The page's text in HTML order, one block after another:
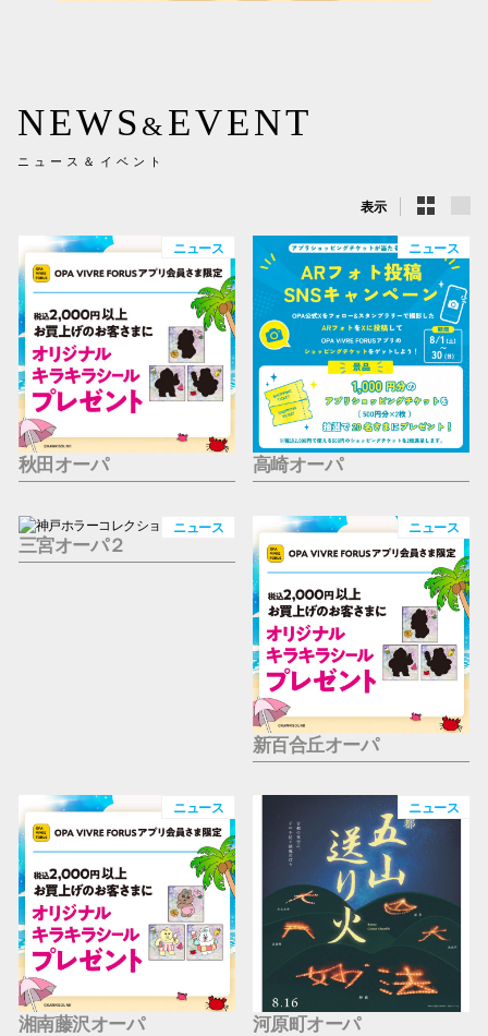
NEWS & EVENT
ニュース＆イベント
表示
ニュース
秋田オーパ
ニュース
高崎オーパ
ニュース
三宮オーパ２
ニュース
新百合丘オーパ
ニュース
湘南藤沢オーパ
ニュース
河原町オーパ
横浜ビ